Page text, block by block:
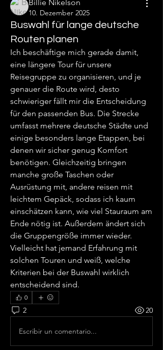
Billie Nikelson
10. Dezember 2025
Buswahl für lange deutsche
Routen planen
Ich beschäftige mich gerade damit,
eine längere Tour für unsere
Reisegruppe zu organisieren, und je
genauer die Route wird, desto
schwieriger fällt mir die Entscheidung
für den passenden Bus. Die Strecke
umfasst mehrere deutsche Städte und
einige besonders lange Etappen, bei
denen wir sicher genug Komfort
benötigen. Gleichzeitig bringen
manche große Taschen oder
Ausrüstung mit, andere reisen mit
leichtem Gepäck, sodass ich kaum
einschätzen kann, wie viel Stauraum am
Ende nötig ist. Außerdem ändert sich
die Gruppengröße immer wieder.
Vielleicht hat jemand Erfahrung mit
solchen Touren und weiß, welche
Kriterien bei der Buswahl wirklich
entscheidend sind.
0
2 20
Escribir un comentario...